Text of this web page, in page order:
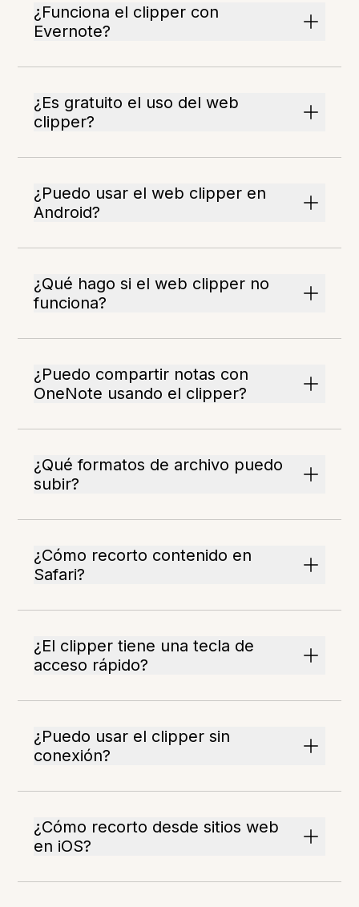
¿Funciona el clipper con
Evernote?
¿Es gratuito el uso del web
clipper?
¿Puedo usar el web clipper en
Android?
¿Qué hago si el web clipper no
funciona?
¿Puedo compartir notas con
OneNote usando el clipper?
¿Qué formatos de archivo puedo
subir?
¿Cómo recorto contenido en
Safari?
¿El clipper tiene una tecla de
acceso rápido?
¿Puedo usar el clipper sin
conexión?
¿Cómo recorto desde sitios web
en iOS?